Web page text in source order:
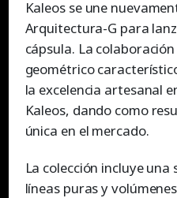
Kaleos se une
Arquitectura-G para
cápsula. La
geométrico
la excelencia artesanal
Kaleos, dando como
única en el mercado.
La colección incluye
líneas puras y